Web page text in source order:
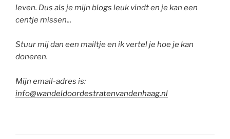
leven. Dus als je mijn blogs leuk vindt en je kan een
centje missen...
Stuur mij dan een mailtje en ik vertel je hoe je kan
doneren.
Mijn email-adres is:
info@wandeldoordestratenvandenhaag.nl